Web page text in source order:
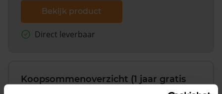
Bekijk product
Direct leverbaar
Koopsommenoverzicht (1 jaar gratis